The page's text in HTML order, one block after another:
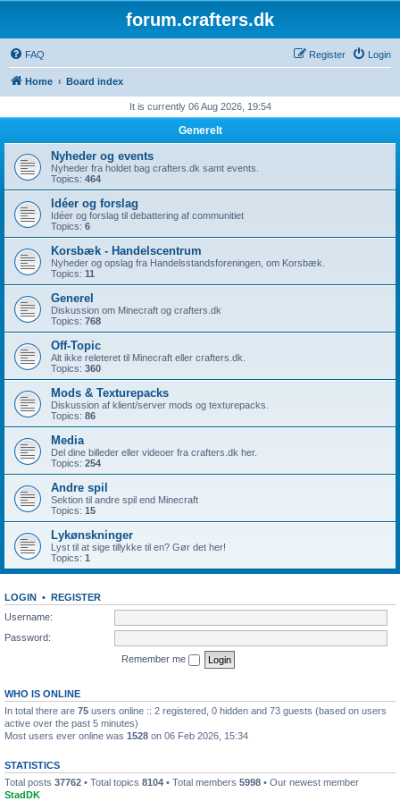
forum.crafters.dk
FAQ Login
Register
Home Board index
It is currently 06 Aug 2026, 19:54
Generelt
Nyheder og events
Nyheder fra holdet bag crafters.dk samt events.
Topics: 464
Idéer og forslag
Idéer og forslag til debattering af communitiet
Topics: 6
Korsbæk - Handelscentrum
Nyheder og opslag fra Handelsstandsforeningen, om Korsbæk.
Topics: 11
Generel
Diskussion om Minecraft og crafters.dk
Topics: 768
Off-Topic
Alt ikke releteret til Minecraft eller crafters.dk.
Topics: 360
Mods & Texturepacks
Diskussion af klient/server mods og texturepacks.
Topics: 86
Media
Del dine billeder eller videoer fra crafters.dk her.
Topics: 254
Andre spil
Sektion til andre spil end Minecraft
Topics: 15
Lykønskninger
Lyst til at sige tillykke til en? Gør det her!
Topics: 1
LOGIN • REGISTER
Username:
Password:
Remember me
WHO IS ONLINE
In total there are 75 users online :: 2 registered, 0 hidden and 73 guests (based on users
active over the past 5 minutes)
Most users ever online was 1528 on 06 Feb 2026, 15:34
STATISTICS
Total posts 37762 • Total topics 8104 • Total members 5998 • Our newest member
StadDK